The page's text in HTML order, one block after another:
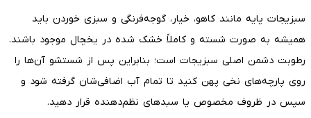
سبزیجات پایه مانند کاهو، خیار، گوجه‌فرنگی و سبزی خوردن باید
همیشه به صورت شسته و کاملاً خشک شده در یخچال موجود باشند.
رطوبت دشمن اصلی سبزیجات است؛ بنابراین پس از شستشو آن‌ها را
روی پارچه‌های نخی پهن کنید تا تمام آب اضافی‌شان گرفته شود و
سپس در ظروف مخصوص یا سبدهای نظم‌دهنده قرار دهید.